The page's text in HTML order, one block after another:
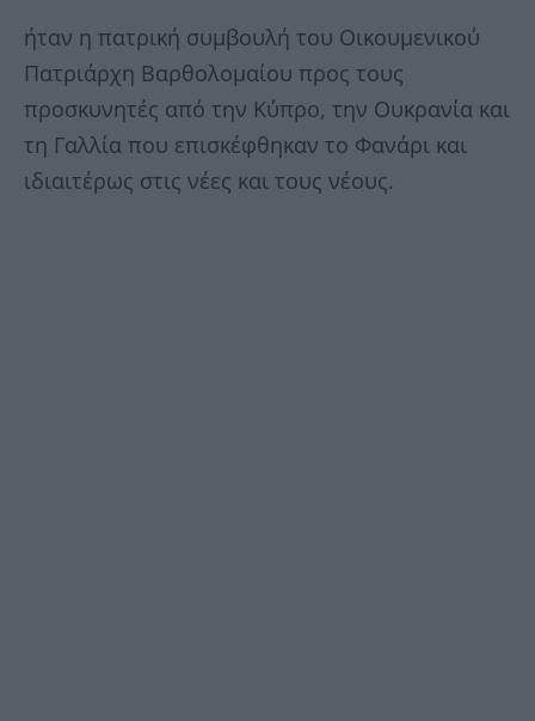
ήταν η πατρική συμβουλή του Οικουμενικού
Πατριάρχη Βαρθολομαίου προς τους
προσκυνητές από την Κύπρο, την Ουκρανία και
τη Γαλλία που επισκέφθηκαν το Φανάρι και
ιδιαιτέρως στις νέες και τους νέους.